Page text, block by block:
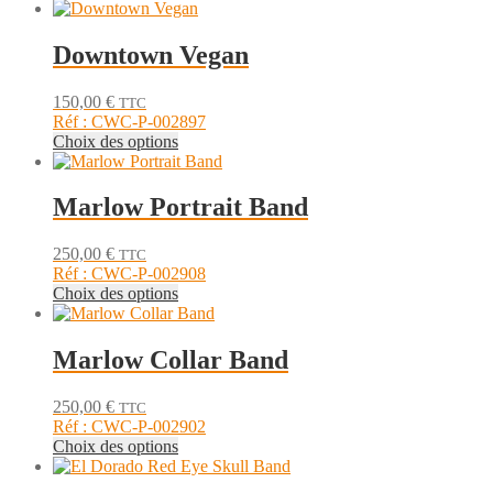
choisies
la
page
produit
produit
plusieurs
variations.
peuvent
être
choisies
la
page
produit
Downtown Vegan
150,00 € TTC
Réf : CWC-P-002897
Choix des optionsCe
produit
plusieurs
variations.
peuvent
être
choisies
la
page
produit
Marlow Portrait Band
250,00 € TTC
Réf : CWC-P-002908
Choix des optionsCe
produit
plusieurs
variations.
peuvent
être
choisies
Marlow Collar Band
250,00 € TTC
Réf : CWC-P-002902
Choix des optionsCe
produit